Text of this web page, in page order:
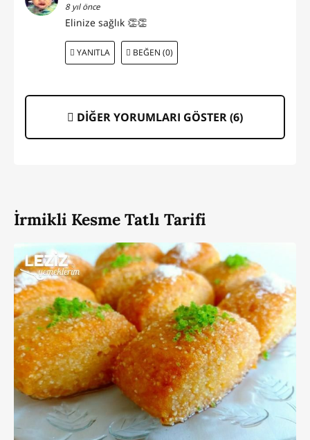
8 yıl önce
Elinize sağlık 👏👏
YANITLA BEĞEN (0)
DİĞER YORUMLARI GÖSTER (6)
İrmikli Kesme Tatlı Tarifi